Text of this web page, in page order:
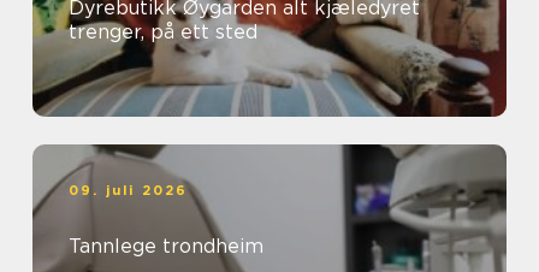
Dyrebutikk Øygarden alt kjæledyret
trenger, på ett sted
09. juli 2026
Tannlege trondheim